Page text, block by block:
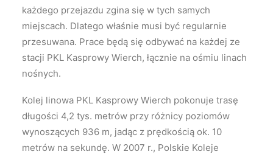
każdego przejazdu zgina się w tych samych
miejscach. Dlatego właśnie musi być regularnie
przesuwana. Prace będą się odbywać na każdej ze
stacji PKL Kasprowy Wierch, łącznie na ośmiu linach
nośnych.
Kolej linowa PKL Kasprowy Wierch pokonuje trasę
długości 4,2 tys. metrów przy różnicy poziomów
wynoszących 936 m, jadąc z prędkością ok. 10
metrów na sekundę. W 2007 r., Polskie Koleje